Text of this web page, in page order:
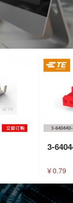
3-
￥0.79